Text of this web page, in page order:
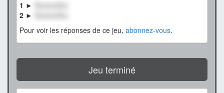
1 ►
2 ►
Pour voir les réponses de ce jeu, abonnez-vous.
Jeu terminé